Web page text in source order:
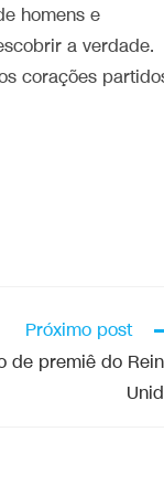
homens e
a verdade.
corações
Próximo post
de premiê do